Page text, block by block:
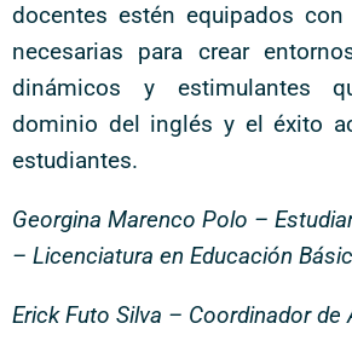
docentes estén equipados con
necesarias para crear
dinámicos y estimulantes
dominio del inglés y el éxito
estudiantes.
Georgina Marenco Polo –
– Licenciatura en Educación
Erick Futo Silva – Coordinador de